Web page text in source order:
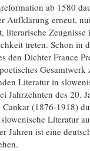
ab 1580
Aufklärung erneut,
literarische Zeugnisse
treten. Schon in
den Dichter France
Literatur in
Jahrzehnten des 20.
(1876-1918)
Literatur
Jahren ist eine